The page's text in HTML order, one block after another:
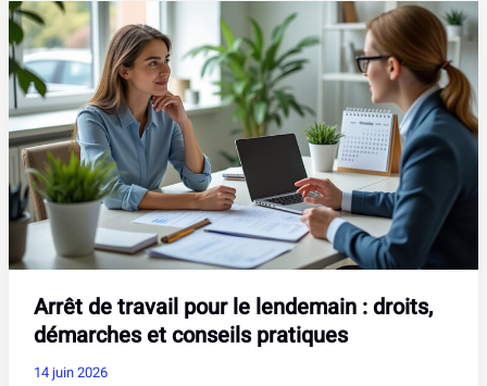
les
bonnes
pratiques
pour
protéger
les
salariés
Arrêt de travail pour le lendemain : droits,
démarches et conseils pratiques
14 juin 2026